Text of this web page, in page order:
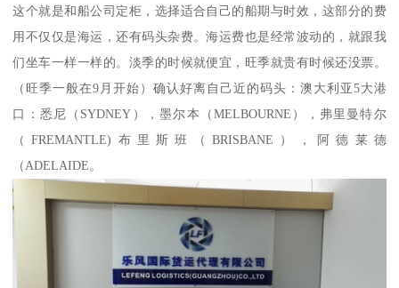
这个就是和船公司定柜，选择适合自己的船期与时效，这部分的费
用不仅仅是海运，还有码头杂费。海运费也是经常波动的，就跟我
们坐车一样一样的。淡季的时候就便宜，旺季就贵有时候还没票。
（旺季一般在9月开始）确认好离自己近的码头：澳大利亚5大港
口：悉尼（SYDNEY），墨尔本（MELBOURNE），弗里曼特尔
（FREMANTLE)布里斯班（BRISBANE），阿德莱德
（ADELAIDE。